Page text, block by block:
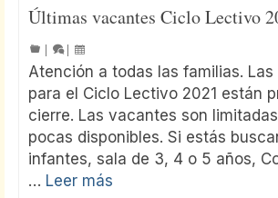
Últimas vacantes Ciclo Lectivo
Atención a todas las familias.
para el Ciclo Lectivo 2021 están
cierre. Las vacantes son
pocas disponibles. Si estás
infantes, sala de 3, 4 o 5 años,
… Leer más